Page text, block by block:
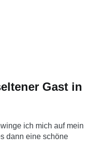
Gast in
ich mich auf mein
dann eine schöne